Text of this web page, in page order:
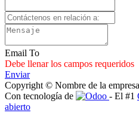
Email To
Debe llenar los campos requeridos
Enviar
Copyright © Nombre de la empresa
Con tecnología de
- El #1
abierto